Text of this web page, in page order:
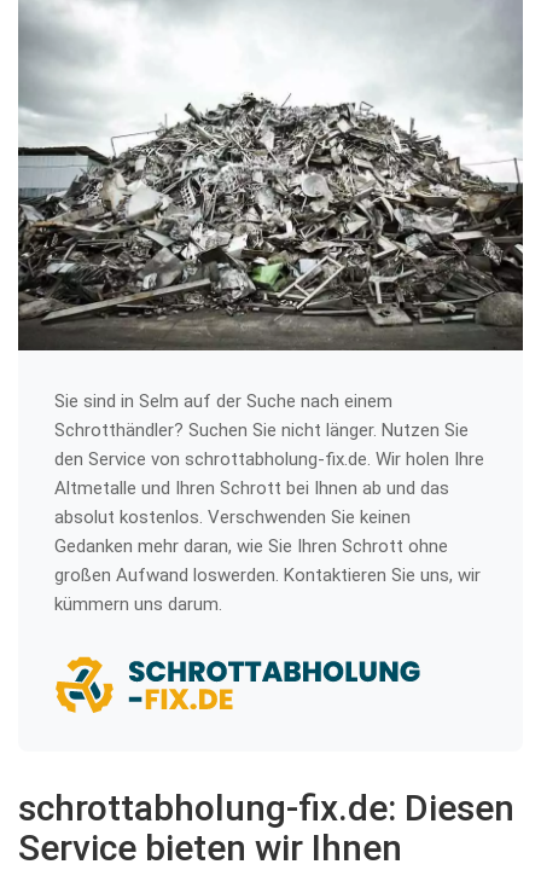
Sie sind in Selm auf der Suche nach einem
Schrotthändler? Suchen Sie nicht länger. Nutzen Sie
den Service von schrottabholung-fix.de. Wir holen Ihre
Altmetalle und Ihren Schrott bei Ihnen ab und das
absolut kostenlos. Verschwenden Sie keinen
Gedanken mehr daran, wie Sie Ihren Schrott ohne
großen Aufwand loswerden. Kontaktieren Sie uns, wir
kümmern uns darum.
schrottabholung-fix.de: Diesen
Service bieten wir Ihnen